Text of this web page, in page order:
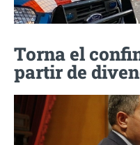
Torna el
partir de